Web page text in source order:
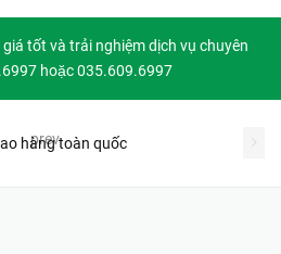
tốt và trải nghiệm dịch vụ chuyên
hoặc 035.609.6997
hàng toàn quốc
prev